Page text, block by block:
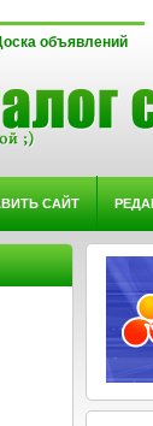
объявлений
САЙТ